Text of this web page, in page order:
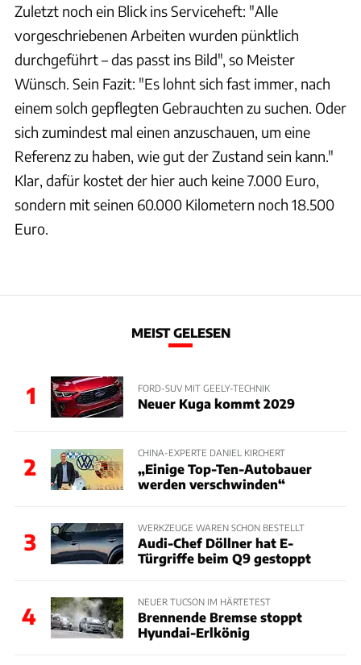
Zuletzt noch ein Blick ins Serviceheft: "Alle
vorgeschriebenen Arbeiten wurden pünktlich
durchgeführt – das passt ins Bild", so Meister
Wünsch. Sein Fazit: "Es lohnt sich fast immer, nach
einem solch gepflegten Gebrauchten zu suchen. Oder
sich zumindest mal einen anzuschauen, um eine
Referenz zu haben, wie gut der Zustand sein kann."
Klar, dafür kostet der hier auch keine 7.000 Euro,
sondern mit seinen 60.000 Kilometern noch 18.500
Euro.
MEIST GELESEN
1 FORD-SUV MIT GEELY-TECHNIK
Neuer Kuga kommt 2029
2
CHINA-EXPERTE DANIEL KIRCHERT
„Einige Top-Ten-Autobauer
werden verschwinden“
3
WERKZEUGE WAREN SCHON BESTELLT
Audi-Chef Döllner hat E-
Türgriffe beim Q9 gestoppt
4
NEUER TUCSON IM HÄRTETEST
Brennende Bremse stoppt
Hyundai-Erlkönig